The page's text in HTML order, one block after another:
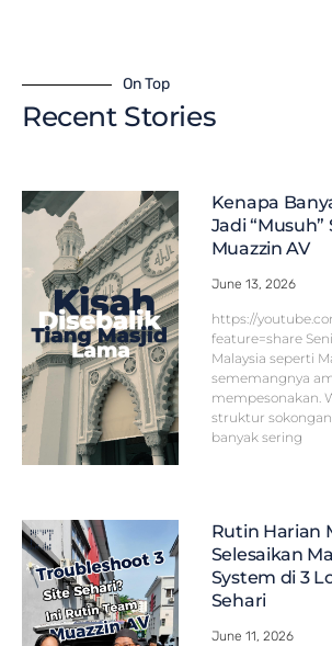
On Top
Recent Stories
Kenapa
Jadi “Musuh”
Muazzin AV
June 13, 2026
https://
feature=share
Malaysia seperti
sememangnya
mempesonakan.
struktur
banyak sering
Rutin Harian
Selesaikan
System di 3
Sehari
June 11, 2026